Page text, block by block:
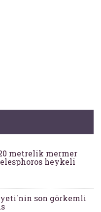
metrelik mermer
heykeli
son görkemli